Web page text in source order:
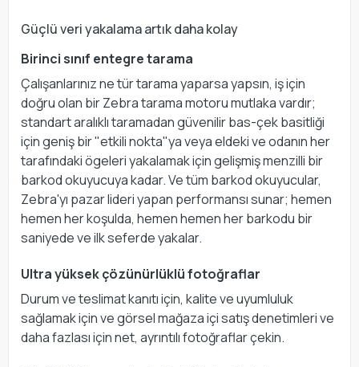
Güçlü veri yakalama artık daha kolay
Birinci sınıf entegre tarama
Çalışanlarınız ne tür tarama yaparsa yapsın, iş için
doğru olan bir Zebra tarama motoru mutlaka vardır;
standart aralıklı taramadan güvenilir bas-çek basitliği
için geniş bir "etkili nokta"ya veya eldeki ve odanın her
tarafındaki ögeleri yakalamak için gelişmiş menzilli bir
barkod okuyucuya kadar. Ve tüm barkod okuyucular,
Zebra'yı pazar lideri yapan performansı sunar; hemen
hemen her koşulda, hemen hemen her barkodu bir
saniyede ve ilk seferde yakalar.
Ultra yüksek çözünürlüklü fotoğraflar
Durum ve teslimat kanıtı için, kalite ve uyumluluk
sağlamak için ve görsel mağaza içi satış denetimleri ve
daha fazlası için net, ayrıntılı fotoğraflar çekin.